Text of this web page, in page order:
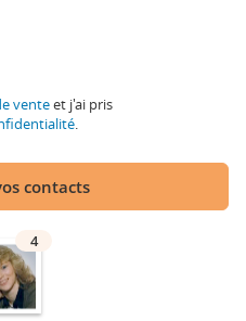
venteet j'ai pris
.
contacts
4